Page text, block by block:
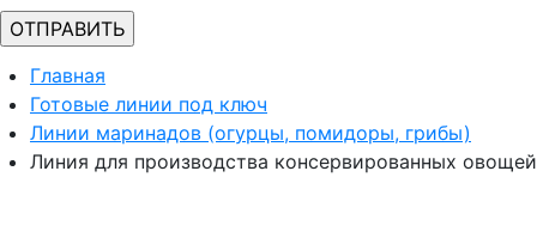
Главная
Готовые линии под ключ
Линии маринадов (огурцы, помидоры, грибы)
Линия для производства консервированных овощей